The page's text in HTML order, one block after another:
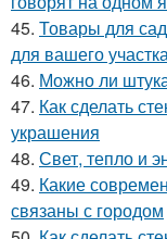
45. Товары для
для вашего
46. Можно ли
47. Как сделать
украшения
48. Свет, тепло и
49. Какие
связаны с городом